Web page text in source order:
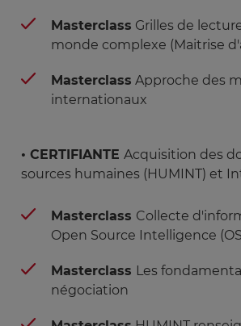
Masterclass Grilles de
monde complexe (Maitrise
Masterclass Approche des
internationaux
• CERTIFIANTE Acquisition des
sources humaines (HUMINT) et
Masterclass Collecte
Open Source Intelligence
Masterclass Les
négociation